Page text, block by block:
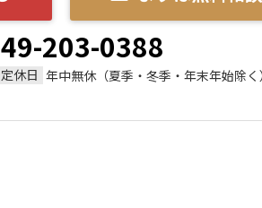
203-0388
定休日 年中無休（夏季・冬季・年末年始除く